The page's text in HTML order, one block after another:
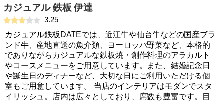
カジュアル 鉄板 伊達
3.25
カジュアル鉄板DATEでは、近江牛や仙台牛などの国産ブラ
ンド牛、産地直送の魚介類、ヨーロッパ野菜など、本格的
でありながらカジュアルな鉄板焼・創作料理のアラカルト
やコースメニューをご用意しています。また、結婚記念日
や誕生日のディナーなど、大切な日にご利用いただける個
室もご用意しています。 当店のインテリアはモダンでスタ
イリッシュ。店内は広々としており、席数も豊富です。目